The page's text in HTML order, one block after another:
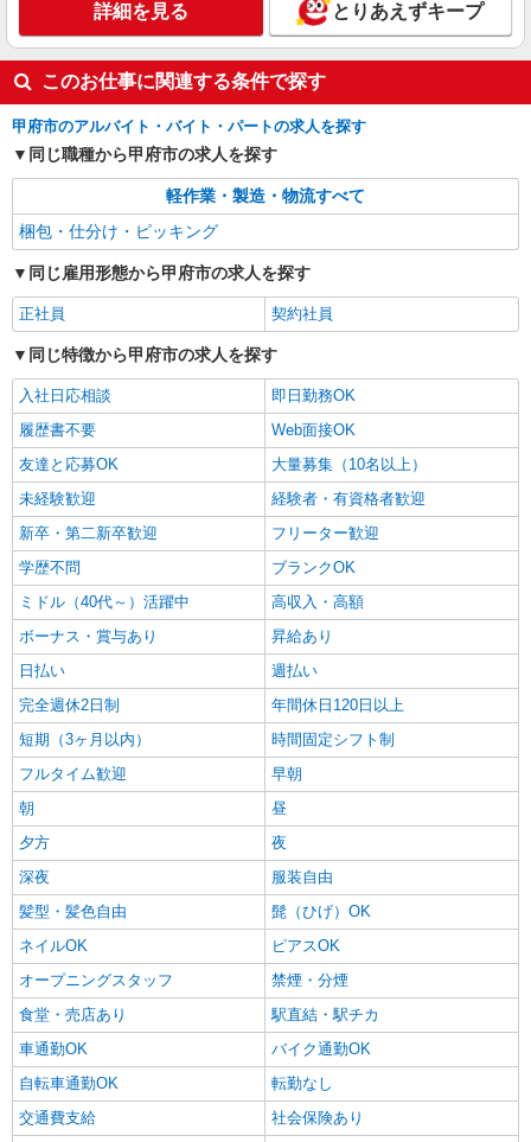
詳細を見る とりあえずキープ
このお仕事に関連する条件で探す
甲府市のアルバイト・バイト・パートの求人を探す
同じ職種から甲府市の求人を探す
軽作業・製造・物流すべて
梱包・仕分け・ピッキング
同じ雇用形態から甲府市の求人を探す
正社員 契約社員
同じ特徴から甲府市の求人を探す
入社日応相談
即日勤務OK
履歴書不要
Web面接OK
友達と応募OK
大量募集（10名以上）
未経験歓迎
経験者・有資格者歓迎
新卒・第二新卒歓迎
フリーター歓迎
学歴不問
ブランクOK
ミドル（40代～）活躍中
高収入・高額
ボーナス・賞与あり
昇給あり
日払い
週払い
完全週休2日制
年間休日120日以上
短期（3ヶ月以内）
時間固定シフト制
フルタイム歓迎
早朝
朝
昼
夕方
夜
深夜
服装自由
髪型・髪色自由
髭（ひげ）OK
ネイルOK
ピアスOK
オープニングスタッフ
禁煙・分煙
食堂・売店あり
駅直結・駅チカ
車通勤OK
バイク通勤OK
自転車通勤OK
転勤なし
交通費支給
社会保険あり